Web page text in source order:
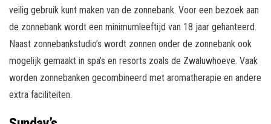
veilig gebruik kunt maken van de zonnebank. Voor een bezoek aan
de zonnebank wordt een minimumleeftijd van 18 jaar gehanteerd.
Naast zonnebankstudio’s wordt zonnen onder de zonnebank ook
mogelijk gemaakt in spa’s en resorts zoals de Zwaluwhoeve. Vaak
worden zonnebanken gecombineerd met aromatherapie en andere
extra faciliteiten.